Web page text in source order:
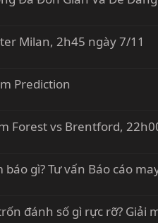
Milan, 2h45 ngày 7/11
Prediction
Forest vs Brentford,
gì? Tư vấn Báo cáo
đánh số gì rực rỡ? Giải